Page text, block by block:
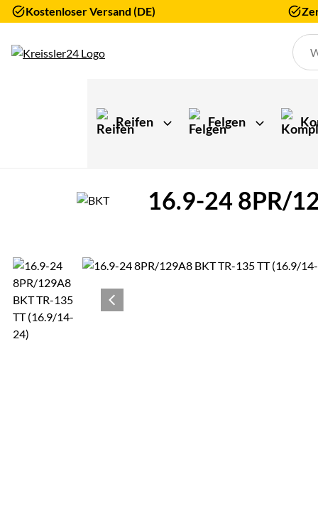
Kostenloser Versand (DE)
Reifen Felgen
16.9-24 8PR/
Produktgalerie
Zur Kaufbox springen